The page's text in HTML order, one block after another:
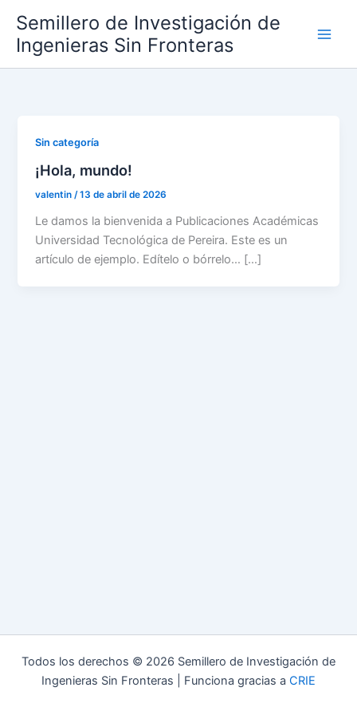
contenido
Semillero de Investigación de
Ingenieras Sin Fronteras
Sin categoría
¡Hola, mundo!
valentin/13 de abril de 2026
Le damos la bienvenida a Publicaciones Académicas
Universidad Tecnológica de Pereira. Este es un
artículo de ejemplo. Edítelo o bórrelo… […]
Todos los derechos © 2026 Semillero de Investigación de
Ingenieras Sin Fronteras | Funciona gracias a CRIE